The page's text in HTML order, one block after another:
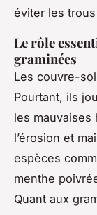
éviter les
Le rôle
graminées
Les couvre-
Pourtant, ils
les mauvaises
l’érosion et
espèces
menthe
Quant aux